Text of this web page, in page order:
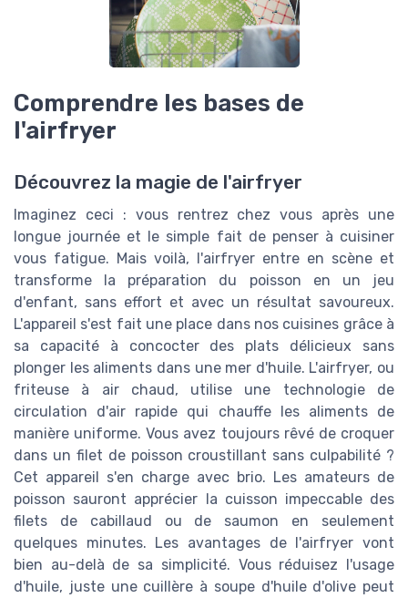
Comprendre les bases de
l'airfryer
Découvrez la magie de l'airfryer
Imaginez ceci : vous rentrez chez vous après une
longue journée et le simple fait de penser à cuisiner
vous fatigue. Mais voilà, l'airfryer entre en scène et
transforme la préparation du poisson en un jeu
d'enfant, sans effort et avec un résultat savoureux.
L'appareil s'est fait une place dans nos cuisines grâce à
sa capacité à concocter des plats délicieux sans
plonger les aliments dans une mer d'huile. L'airfryer, ou
friteuse à air chaud, utilise une technologie de
circulation d'air rapide qui chauffe les aliments de
manière uniforme. Vous avez toujours rêvé de croquer
dans un filet de poisson croustillant sans culpabilité ?
Cet appareil s'en charge avec brio. Les amateurs de
poisson sauront apprécier la cuisson impeccable des
filets de cabillaud ou de saumon en seulement
quelques minutes. Les avantages de l'airfryer vont
bien au-delà de sa simplicité. Vous réduisez l'usage
d'huile, juste une cuillère à soupe d'huile d'olive peut